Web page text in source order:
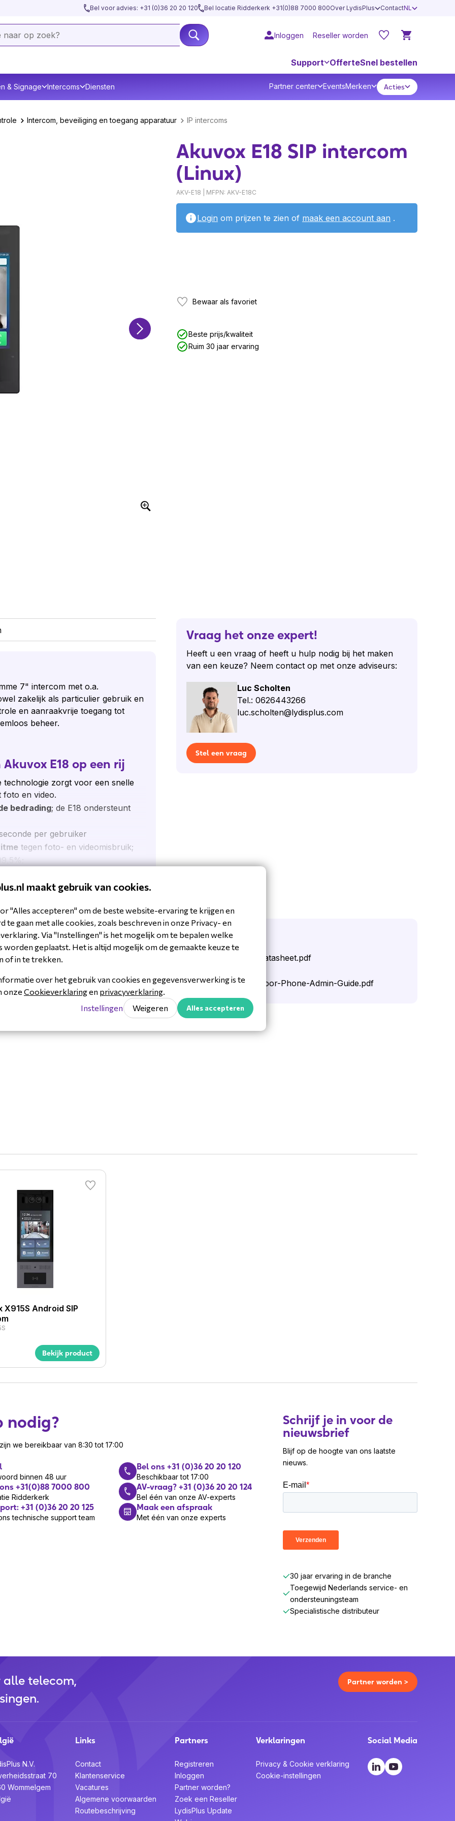
Bel voor advies: +31 (0)36 20 20 120 Bel locatie Ridderkerk +31(0)88 7000 800Over LydisPlus ContactNL
Inloggen Reseller worden
Support OfferteSnel bestellen
& Signage Intercoms Diensten Partner center EventsMerken Acties
Intercom, beveiliging en toegang apparatuur IP intercoms
Akuvox E18 SIP intercom
(Linux)
AKV-E18 | MFPN: AKV-E18C
Login om prijzen te zien of maak een account aan .
Bewaar als favoriet
Beste prijs/kwaliteit
Ruim 30 jaar ervaring
7" intercom met o.a.
zakelijk als particulier gebruik en
en aanraakvrije toegang tot
beheer.
E18 op een rij
technologie zorgt voor een snelle
foto en video.
bedrading; de E18 ondersteunt
per gebruiker
tegen foto- en videomisbruik;
QR-code;
: gezichtsmasker – en
met
slimme toegangscontrole in
tegen foto- en videomisbruik
van 20000 tags
Vraag het onze expert!
Heeft u een vraag of heeft u hulp nodig bij het maken
van een keuze? Neem contact op met onze adviseurs:
Luc Scholten
Tel.: 0626443266
luc.scholten@lydisplus.com
Stel een vraag
E18C
security & toegangscontrole
Downloads
Akuvox-E18C-Datasheet.pdf
Akuvox-E18C-Door-Phone-Admin-Guide.pdf
X915S Android SIP
Bekijk product
nodig?
we bereikbaar van 8:30 tot 17:00
binnen 48 uur
Bel ons +31 (0)36 20 20 120
Beschikbaar tot 17:00
+31(0)88 7000 800
Ridderkerk
AV-vraag? +31 (0)36 20 20 124
Bel één van onze AV-experts
+31 (0)36 20 20 125
technische support team
Maak een afspraak
Met één van onze experts
Schrijf je in voor de
nieuwsbrief
Blijf op de hoogte van ons laatste
nieuws.
30 jaar ervaring in de branche
Toegewijd Nederlands service- en
ondersteuningsteam
Specialistische distributeur
telecom,
Partner worden >
N.V.
70
Wommelgem
Links
Contact
Klantenservice
Vacatures
Algemene voorwaarden
Routebeschrijving
Partners
Registreren
Inloggen
Partner worden?
Zoek een Reseller
LydisPlus Update
Verklaringen
Privacy & Cookie verklaring
Cookie-instellingen
Social Media
maakt gebruik van cookies.
"Alles accepteren" om de beste website-ervaring te krijgen en
te gaan met alle cookies, zoals beschreven in onze Privacy- en
Via "Instellingen" is het mogelijk om te bepalen welke
worden geplaatst. Het is altijd mogelijk om de gemaakte keuze te
of in te trekken.
over het gebruik van cookies en gegevensverwerking is te
onze Cookieverklaringen privacyverklaring
Instellingen
Weigeren Alles accepteren